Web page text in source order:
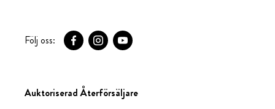
Följ oss:
Auktoriserad Återförsäljare